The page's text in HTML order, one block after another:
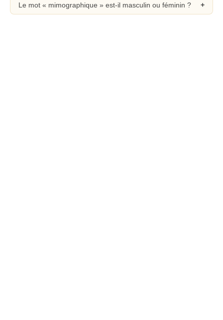
Le mot « mimographique » est-il masculin ou féminin ?